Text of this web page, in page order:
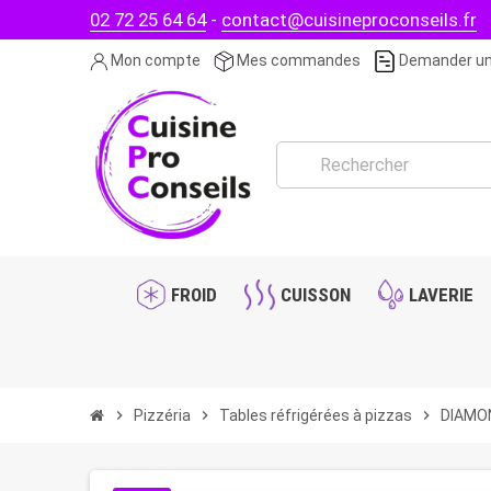
02 72 25 64 64- contact@cuisineproconseils.fr
Mon compte Mes commandes Demander
FROID CUISSON LAVERIE
chevron_right Pizzéria chevron_right Tables réfrigérées à pizzas chevron_right